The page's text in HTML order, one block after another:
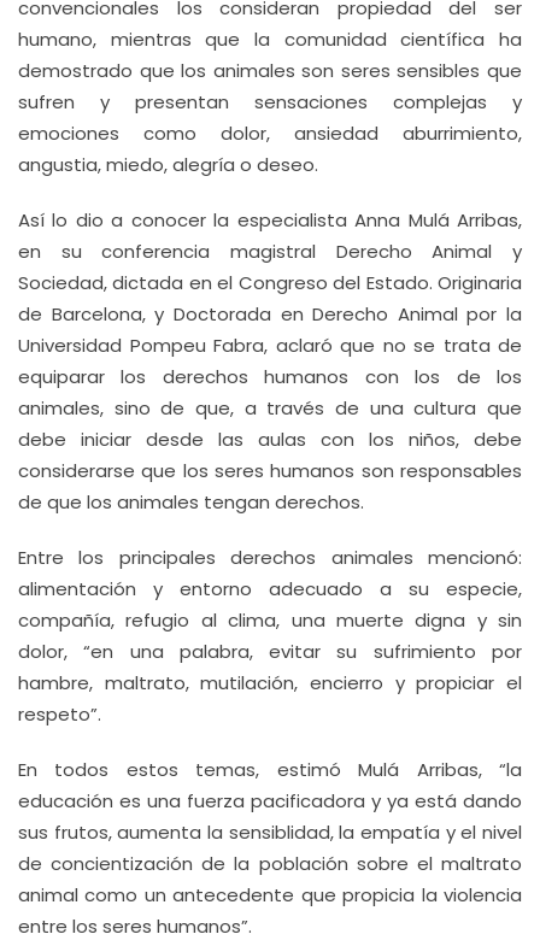
convencionales los consideran propiedad del ser
humano, mientras que la comunidad científica ha
demostrado que los animales son seres sensibles que
sufren y presentan sensaciones complejas y
emociones como dolor, ansiedad aburrimiento,
angustia, miedo, alegría o deseo.
Así lo dio a conocer la especialista Anna Mulá Arribas,
en su conferencia magistral Derecho Animal y
Sociedad, dictada en el Congreso del Estado. Originaria
de Barcelona, y Doctorada en Derecho Animal por la
Universidad Pompeu Fabra, aclaró que no se trata de
equiparar los derechos humanos con los de los
animales, sino de que, a través de una cultura que
debe iniciar desde las aulas con los niños, debe
considerarse que los seres humanos son responsables
de que los animales tengan derechos.
Entre los principales derechos animales mencionó:
alimentación y entorno adecuado a su especie,
compañía, refugio al clima, una muerte digna y sin
dolor, “en una palabra, evitar su sufrimiento por
hambre, maltrato, mutilación, encierro y propiciar el
respeto”.
En todos estos temas, estimó Mulá Arribas, “la
educación es una fuerza pacificadora y ya está dando
sus frutos, aumenta la sensiblidad, la empatía y el nivel
de concientización de la población sobre el maltrato
animal como un antecedente que propicia la violencia
entre los seres humanos”.